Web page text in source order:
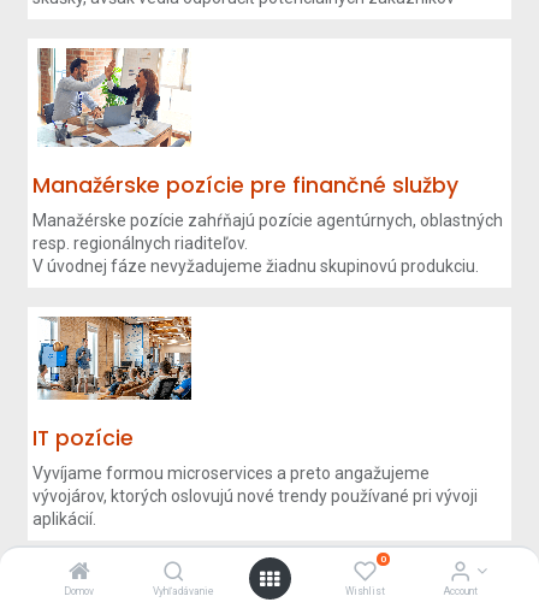
Domov Vyhľadávanie
0
Wishlist Account
Manažérske pozície pre finančné služby
Manažérske pozície zahŕňajú pozície agentúrnych, oblastných
resp. regionálnych riaditeľov.
V úvodnej fáze nevyžadujeme žiadnu skupinovú produkciu.
IT pozície
Vyvíjame formou microservices a preto angažujeme
vývojárov, ktorých oslovujú nové trendy používané pri vývoji
aplikácií.